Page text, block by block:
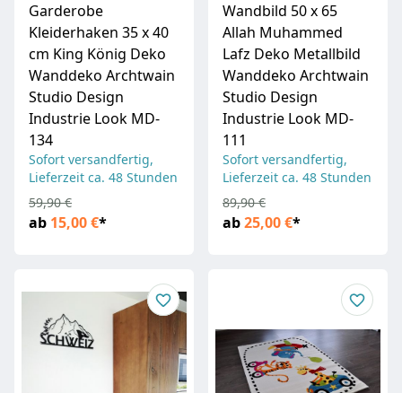
Garderobe
Kleiderhaken 35 x 40
cm King König Deko
Wanddeko Archtwain
Studio Design
Industrie Look MD-
134
Sofort versandfertig,
Lieferzeit ca. 48 Stunden
ab 15,00 €*
59,90 €
Wandbild 50 x 65
Allah Muhammed
Lafz Deko Metallbild
Wanddeko Archtwain
Studio Design
Industrie Look MD-
111
Sofort versandfertig,
Lieferzeit ca. 48 Stunden
ab25,00 €*
89,90 €